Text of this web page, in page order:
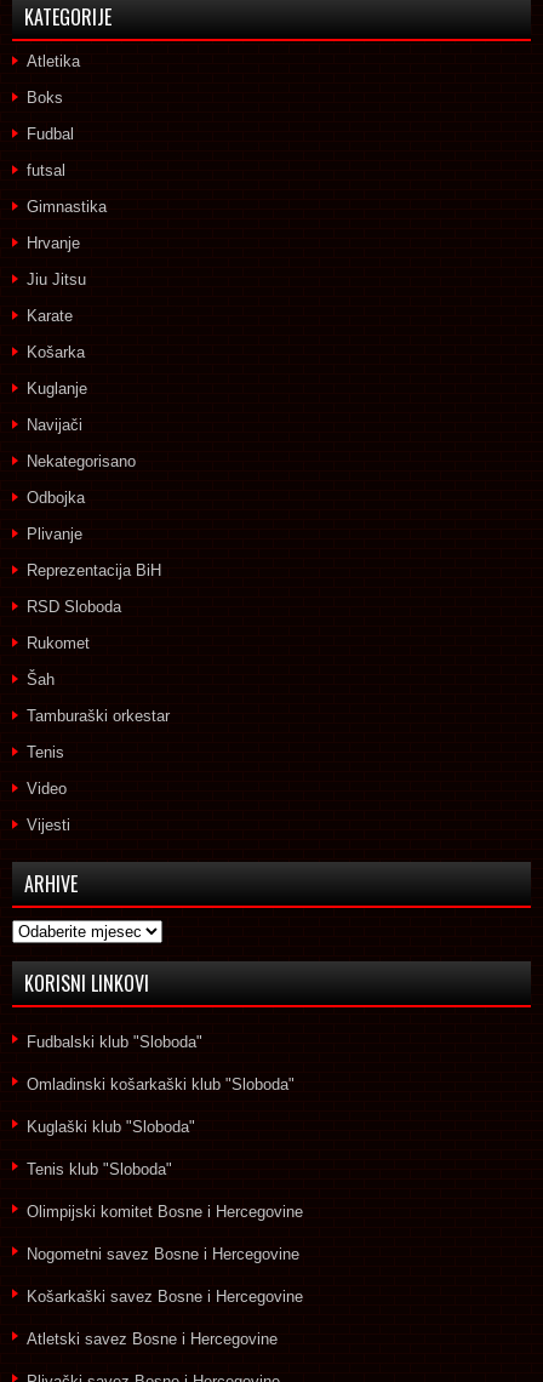
KATEGORIJE
Atletika
Boks
Fudbal
futsal
Gimnastika
Hrvanje
Jiu Jitsu
Karate
Košarka
Kuglanje
Navijači
Nekategorisano
Odbojka
Plivanje
Reprezentacija BiH
RSD Sloboda
Rukomet
Šah
Tamburaški orkestar
Tenis
Video
Vijesti
ARHIVE
Arhive
KORISNI LINKOVI
Fudbalski klub "Sloboda"
Omladinski košarkaški klub "Sloboda"
Kuglaški klub "Sloboda"
Tenis klub "Sloboda"
Olimpijski komitet Bosne i Hercegovine
Nogometni savez Bosne i Hercegovine
Košarkaški savez Bosne i Hercegovine
Atletski savez Bosne i Hercegovine